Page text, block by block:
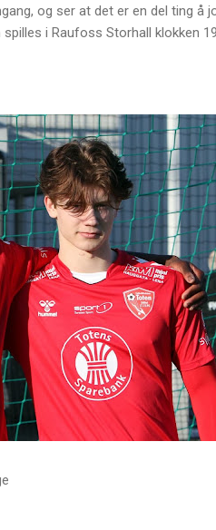
og ser at det er en del ting å
i Raufoss Storhall klokken